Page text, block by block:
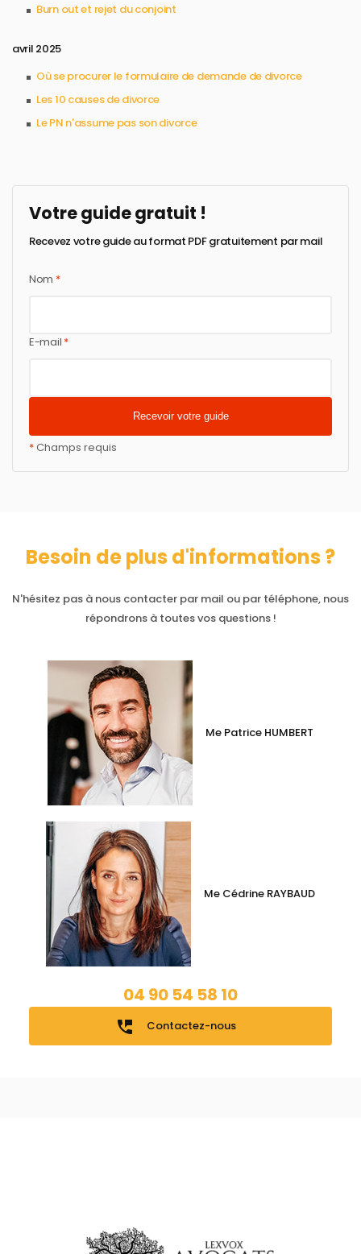
Burn out et rejet du conjoint​
avril 2025
Où se procurer le formulaire de demande de divorce​
Les 10 causes de divorce​
Le PN n'assume pas son divorce​
Votre guide gratuit !
Recevez votre guide au format PDF gratuitement par mail
Nom *
E-mail *
*Champs requis
Besoin de plus d'informations ?
N'hésitez pas à nous contacter par mail ou par téléphone, nous
répondrons à toutes vos questions !
Me Patrice HUMBERT
Me Cédrine RAYBAUD
04 90 54 58 10
perm_phone_msg Contactez-nous